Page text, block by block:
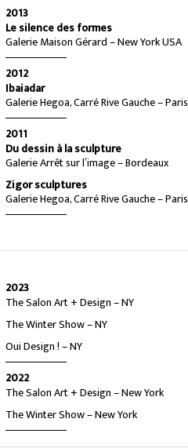
2013
Le silence des formes
Galerie Maison Gérard – New York USA
2012
Ibaiadar
Galerie Hegoa, Carré Rive Gauche – Paris
2011
Du dessin à la sculpture
Galerie Arrêt sur l’image – Bordeaux
Zigor sculptures
Galerie Hegoa, Carré Rive Gauche – Paris
2023
The Salon Art + Design – NY
The Winter Show – NY
Oui Design ! – NY
2022
The Salon Art + Design – New York
The Winter Show – New York